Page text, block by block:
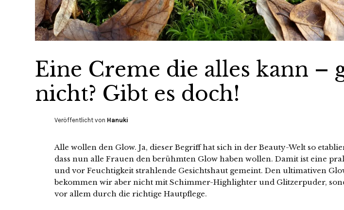
Eine Creme die alles kann –
nicht? Gibt es doch!
Veröffentlicht von Hanuki
Alle wollen den Glow. Ja, dieser Begriff hat sich in der Beauty-Welt so
dass nun alle Frauen den berühmten Glow haben wollen. Damit ist eine
und vor Feuchtigkeit strahlende Gesichtshaut gemeint. Den ultimativen
bekommen wir aber nicht mit Schimmer-Highlighter und Glitzerpuder,
vor allem durch die richtige Hautpflege.